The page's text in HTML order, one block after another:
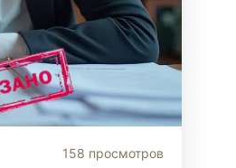
158 просмотров